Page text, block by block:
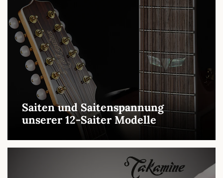
Saiten und Saitenspannung
unserer 12-Saiter Modelle